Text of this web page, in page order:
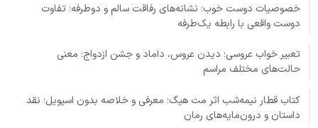
خصوصیات دوست خوب؛ نشانه‌های رفاقت سالم و دوطرفه؛ تفاوت
دوست واقعی با رابطه یک‌طرفه
تعبیر خواب عروسی؛ دیدن عروس، داماد و جشن ازدواج؛ معنی
حالت‌های مختلف مراسم
کتاب قطار نیمه‌شب اثر مت هیگ؛ معرفی و خلاصه بدون اسپویل؛ نقد
داستان و درون‌مایه‌های رمان